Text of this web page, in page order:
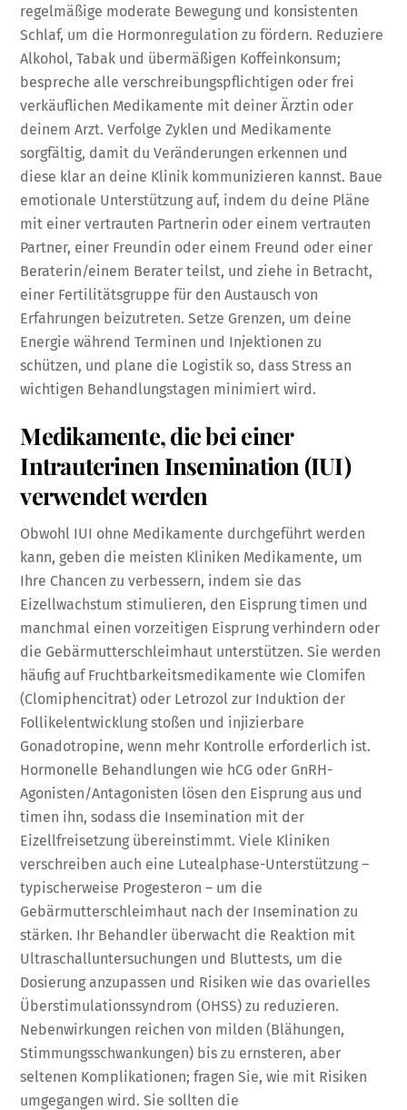
regelmäßige moderate Bewegung und konsistenten
Schlaf, um die Hormonregulation zu fördern. Reduziere
Alkohol, Tabak und übermäßigen Koffeinkonsum;
bespreche alle verschreibungspflichtigen oder frei
verkäuflichen Medikamente mit deiner Ärztin oder
deinem Arzt. Verfolge Zyklen und Medikamente
sorgfältig, damit du Veränderungen erkennen und
diese klar an deine Klinik kommunizieren kannst. Baue
emotionale Unterstützung auf, indem du deine Pläne
mit einer vertrauten Partnerin oder einem vertrauten
Partner, einer Freundin oder einem Freund oder einer
Beraterin/einem Berater teilst, und ziehe in Betracht,
einer Fertilitätsgruppe für den Austausch von
Erfahrungen beizutreten. Setze Grenzen, um deine
Energie während Terminen und Injektionen zu
schützen, und plane die Logistik so, dass Stress an
wichtigen Behandlungstagen minimiert wird.
Medikamente, die bei einer
Intrauterinen Insemination (IUI)
verwendet werden
Obwohl IUI ohne Medikamente durchgeführt werden
kann, geben die meisten Kliniken Medikamente, um
Ihre Chancen zu verbessern, indem sie das
Eizellwachstum stimulieren, den Eisprung timen und
manchmal einen vorzeitigen Eisprung verhindern oder
die Gebärmutterschleimhaut unterstützen. Sie werden
häufig auf Fruchtbarkeitsmedikamente wie Clomifen
(Clomiphencitrat) oder Letrozol zur Induktion der
Follikelentwicklung stoßen und injizierbare
Gonadotropine, wenn mehr Kontrolle erforderlich ist.
Hormonelle Behandlungen wie hCG oder GnRH-
Agonisten/Antagonisten lösen den Eisprung aus und
timen ihn, sodass die Insemination mit der
Eizellfreisetzung übereinstimmt. Viele Kliniken
verschreiben auch eine Lutealphase-Unterstützung –
typischerweise Progesteron – um die
Gebärmutterschleimhaut nach der Insemination zu
stärken. Ihr Behandler überwacht die Reaktion mit
Ultraschalluntersuchungen und Bluttests, um die
Dosierung anzupassen und Risiken wie das ovarielles
Überstimulationssyndrom (OHSS) zu reduzieren.
Nebenwirkungen reichen von milden (Blähungen,
Stimmungsschwankungen) bis zu ernsteren, aber
seltenen Komplikationen; fragen Sie, wie mit Risiken
umgegangen wird. Sie sollten die